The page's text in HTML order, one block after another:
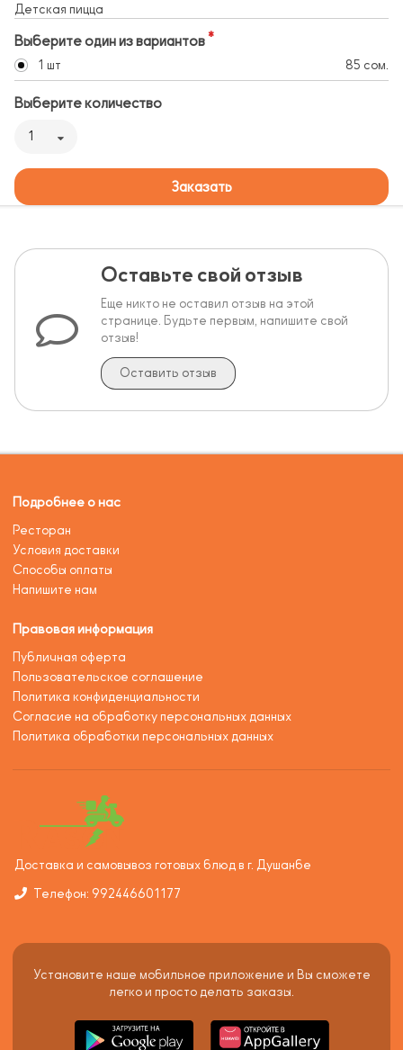
Детская пицца
Выберите один из вариантов
1 шт 85 сом.
Выберите количество
1
Заказать
Оставьте свой отзыв
Еще никто не оставил отзыв на этой
странице. Будьте первым, напишите свой
отзыв!
Оставить отзыв
Подробнее о нас
Ресторан
Условия доставки
Способы оплаты
Напишите нам
Правовая информация
Публичная оферта
Пользовательское соглашение
Политика конфиденциальности
Согласие на обработку персональных данных
Политика обработки персональных данных
Доставка и самовывоз готовых блюд в г. Душанбе
Телефон: 992446601177
Установите наше мобильное приложение и Вы сможете
легко и просто делать заказы.